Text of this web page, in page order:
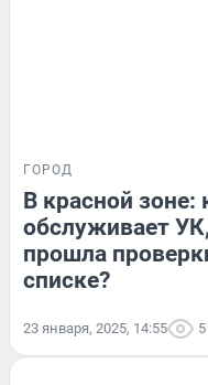
ГОРОД
В красной
обслуживает
прошла
списке?
23 января, 2025, 14:55